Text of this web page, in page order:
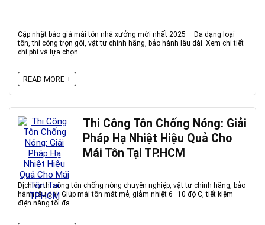
Cập nhật báo giá mái tôn nhà xưởng mới nhất 2025 – Đa dạng loại
tôn, thi công trọn gói, vật tư chính hãng, bảo hành lâu dài. Xem chi tiết
chi phí và lựa chọn ...
READ MORE +
Thi Công Tôn Chống Nóng: Giải
Pháp Hạ Nhiệt Hiệu Quả Cho
Mái Tôn Tại TP.HCM
Dịch vụ thi công tôn chống nóng chuyên nghiệp, vật tư chính hãng, bảo
hành lâu dài. Giúp mái tôn mát mẻ, giảm nhiệt 6–10 độ C, tiết kiệm
điện năng tối đa. ...